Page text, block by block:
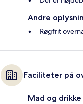
Andre
Røgfrit
Faciliteter på
Mad og drikke